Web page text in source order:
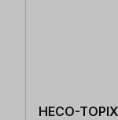
HECO-